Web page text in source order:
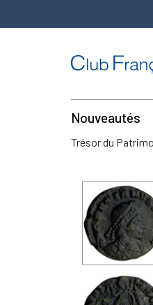
Nouveautés
Trésor du